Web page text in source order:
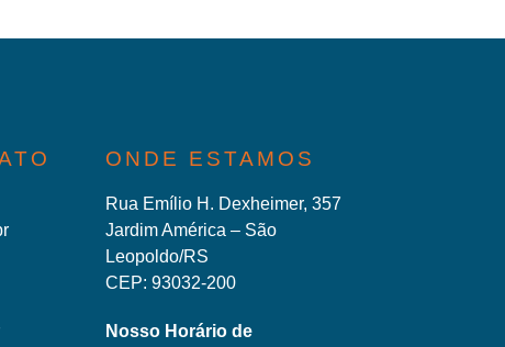
ONDE ESTAMOS
Rua Emílio H. Dexheimer, 357
Jardim América – São
Leopoldo/RS
CEP: 93032-200
Nosso Horário de